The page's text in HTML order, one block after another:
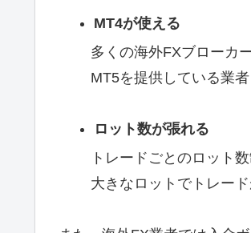
MT4が使える
多くの海外FXブローカー
MT5を提供している業
ロット数が張れる
トレードごとのロット
大きなロットでトレード